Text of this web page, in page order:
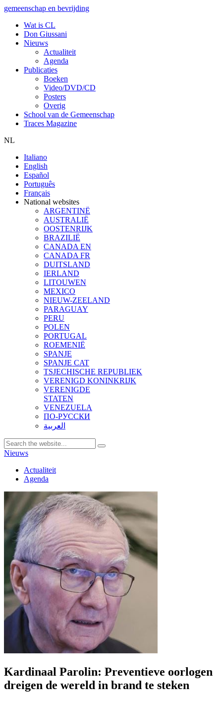
gemeenschap en bevrijding
Wat is CL
Don Giussani
Nieuws
Actualiteit
Agenda
Publicaties
Boeken
Video/DVD/CD
Posters
Overig
School van de Gemeenschap
Traces Magazine
NL
Italiano
English
Español
Português
Français
National websites
ARGENTINË
AUSTRALIË
OOSTENRIJK
BRAZILIË
CANADA EN
CANADA FR
DUITSLAND
IERLAND
LITOUWEN
MEXICO
NIEUW-ZEELAND
PARAGUAY
PERU
POLEN
PORTUGAL
ROEMENIË
SPANJE
SPANJE CAT
TSJECHISCHE REPUBLIEK
VERENIGD KONINKRIJK
VERENIGDE
STATEN
VENEZUELA
ПО-РУССКИ
العربية
Nieuws
Actualiteit
Agenda
Kardinaal Parolin: Preventieve oorlogen
dreigen de wereld in brand te steken